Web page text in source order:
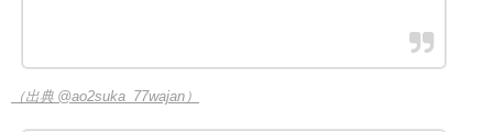
（出典 @ao2suka_77wajan）